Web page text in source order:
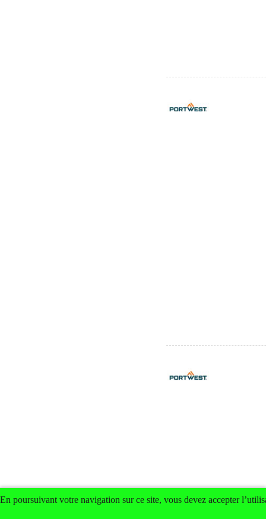
En poursuivant votre navigation sur ce site, vous devez accepter